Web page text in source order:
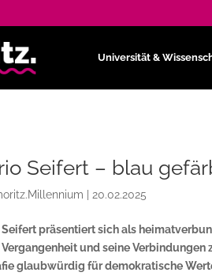
Universität &
Seifert – blau
20.02.2025
Seifert präsentiert sich als
Vergangenheit und seine Verbindungen
glaubwürdig für demokratische